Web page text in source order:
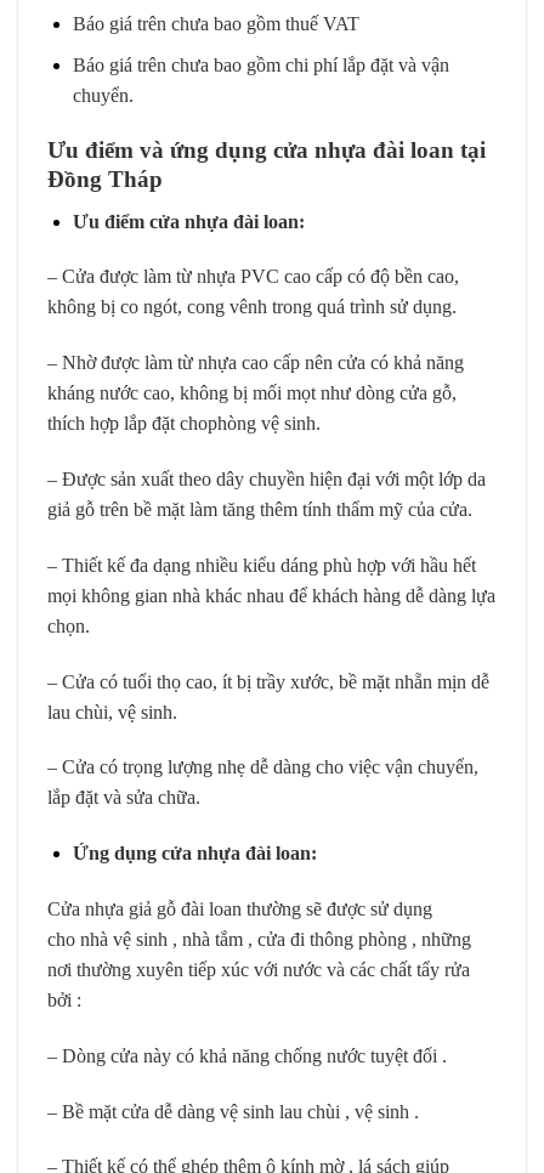
Báo giá trên chưa bao gồm thuế VAT
Báo giá trên chưa bao gồm chi phí lắp đặt và vận
chuyển.
Ưu điểm và ứng dụng cửa nhựa đài loan tại
Đồng Tháp
Ưu điểm cửa nhựa đài loan:
– Cửa được làm từ nhựa PVC cao cấp có độ bền cao,
không bị co ngót, cong vênh trong quá trình sử dụng.
– Nhờ được làm từ nhựa cao cấp nên cửa có khả năng
kháng nước cao, không bị mối mọt như dòng cửa gỗ,
thích hợp lắp đặt chophòng vệ sinh.
– Được sản xuất theo dây chuyền hiện đại với một lớp da
giả gỗ trên bề mặt làm tăng thêm tính thẩm mỹ của cửa.
– Thiết kế đa dạng nhiều kiểu dáng phù hợp với hầu hết
mọi không gian nhà khác nhau để khách hàng dễ dàng lựa
chọn.
– Cửa có tuổi thọ cao, ít bị trầy xước, bề mặt nhẵn mịn dễ
lau chùi, vệ sinh.
– Cửa có trọng lượng nhẹ dễ dàng cho việc vận chuyển,
lắp đặt và sửa chữa.
Ứng dụng cửa nhựa đài loan:
Cửa nhựa giả gỗ đài loan thường sẽ được sử dụng
cho nhà vệ sinh , nhà tắm , cửa đi thông phòng , những
nơi thường xuyên tiếp xúc với nước và các chất tẩy rửa
bởi :
– Dòng cửa này có khả năng chống nước tuyệt đối .
– Bề mặt cửa dễ dàng vệ sinh lau chùi , vệ sinh .
– Thiết kế có thể ghép thêm ô kính mờ , lá sách giúp